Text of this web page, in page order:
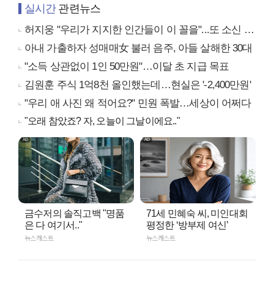
실시간관련뉴스
허지웅 "우리가 지지한 인간들이 이 꼴을"...또 소신 발언
아내 가출하자 성매매女 불러 음주, 아들 살해한 30대
"소득 상관없이 1인 50만원"…이달 초 지급 목표
김원훈 주식 1억8천 올인했는데…현실은 '-2,400만원'
"우리 애 사진 왜 적어요?" 민원 폭발…세상이 어쩌다
"오래 참았죠? 자, 오늘이 그날이에요.."
금수저의 솔직고백 "명품
은 다 여기서.."
뉴스캐스트
71세 민혜숙 씨, 미인대회
평정한 ‘방부제 여신’
뉴스캐스트